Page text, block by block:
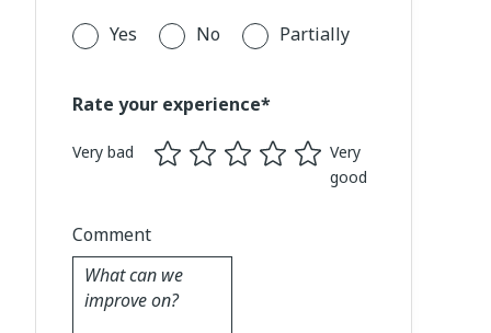
Yes
No Partially
Rate your experience*
Very bad
Very
good
Comment